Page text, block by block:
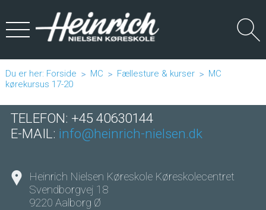
Du er her: Forside MC Fællesture & kurser
MC
kørekursus 17-20
TELEFON: +45 40630144
E-MAIL: info@heinrich-nielsen.dk
Heinrich Nielsen Køreskole Køreskolecentret
Svendborgvej 18
9220 Aalborg Ø